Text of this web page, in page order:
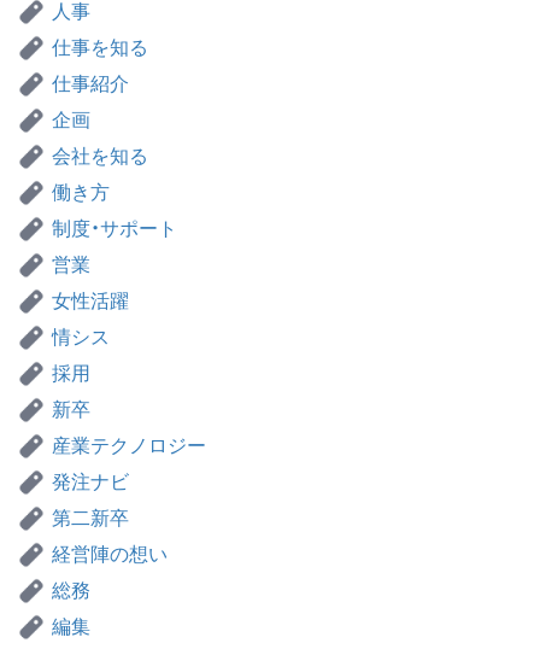
人事
仕事を知る
仕事紹介
企画
会社を知る
働き方
制度・サポート
営業
女性活躍
情シス
採用
新卒
産業テクノロジー
発注ナビ
第二新卒
経営陣の想い
総務
編集